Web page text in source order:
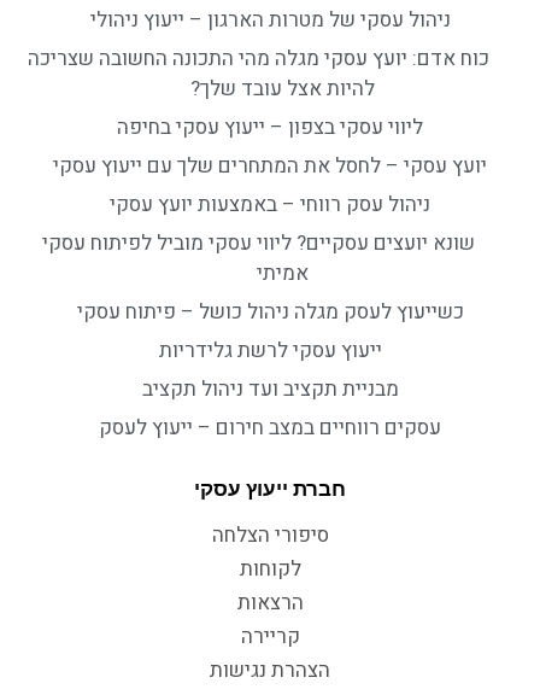
ניהול עסקי של מטרות הארגון – ייעוץ ניהולי
כוח אדם: יועץ עסקי מגלה מהי התכונה החשובה שצריכה
להיות אצל עובד שלך?
ליווי עסקי בצפון – ייעוץ עסקי בחיפה
יועץ עסקי – לחסל את המתחרים שלך עם ייעוץ עסקי
ניהול עסק רווחי – באמצעות יועץ עסקי
שונא יועצים עסקיים? ליווי עסקי מוביל לפיתוח עסקי
אמיתי
כשייעוץ לעסק מגלה ניהול כושל – פיתוח עסקי
ייעוץ עסקי לרשת גלידריות
מבניית תקציב ועד ניהול תקציב
עסקים רווחיים במצב חירום – ייעוץ לעסק
חברת ייעוץ עסקי
סיפורי הצלחה
לקוחות
הרצאות
קריירה
הצהרת נגישות